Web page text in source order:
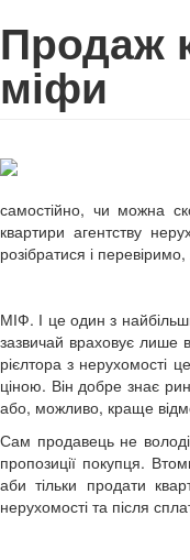
Продаж
міфи
самостійно, чи можна
квартири агентству
розібратися і
МІФ. І це один з
зазвичай враховує лише
рієлтора з нерухомості
ціною. Він добре знає
або, можливо, краще
Сам продавець не
пропозиції покупця.
аби тільки продати
нерухомості та після